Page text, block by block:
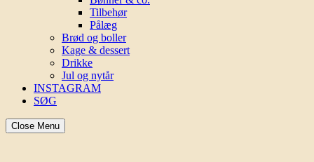
Tilbehør
Pålæg
Brød og boller
Kage & dessert
Drikke
Jul og nytår
INSTAGRAM
SØG
Close Menu